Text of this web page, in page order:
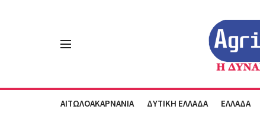
ΑΙΤΩΛΟΑΚΑΡΝΑΝΙΑ ΔΥΤΙΚΗ ΕΛΛΑΔΑ ΕΛΛΑΔΑ